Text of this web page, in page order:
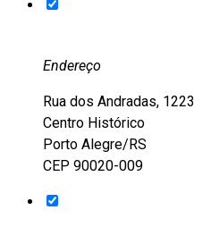
Endereço
Rua dos Andradas, 1223
Centro Histórico
Porto Alegre/RS
CEP 90020-009